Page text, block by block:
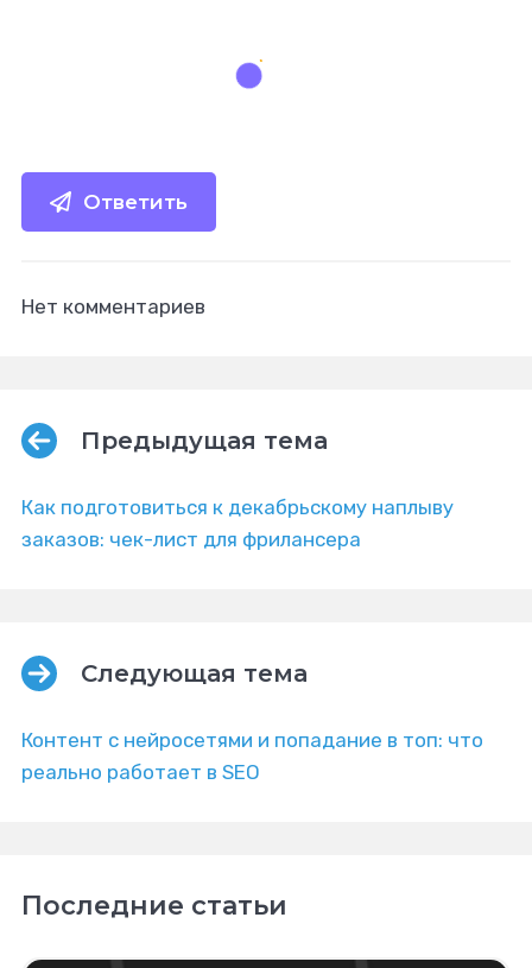
Ответить
Нет комментариев
Предыдущая тема
Как подготовиться к декабрьскому наплыву
заказов: чек-лист для фрилансера
Следующая тема
Контент с нейросетями и попадание в топ: что
реально работает в SEO
Последние статьи